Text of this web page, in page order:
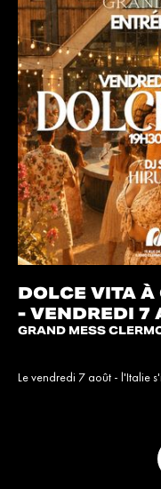
DOLCE VITA
- VENDREDI 7
GRAND MESS
Le vendredi 7 août - l'Italie